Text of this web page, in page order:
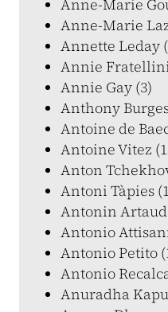
Anne-Marie
Anne-Marie
Annette Leday
Annie
Annie Gay (3)
Anthony
Antoine de
Antoine Vitez
Anton
Antoni Tàpies
Antonin Artaud
Antonio
Antonio Petito
Antonio
Anuradha